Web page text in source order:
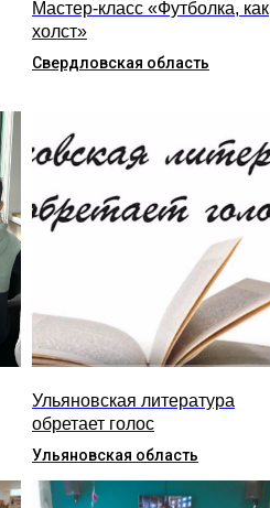
Мастер-класс «Футболка, как
холст»
Свердловская область
Ульяновская литература
обретает голос
Ульяновская область